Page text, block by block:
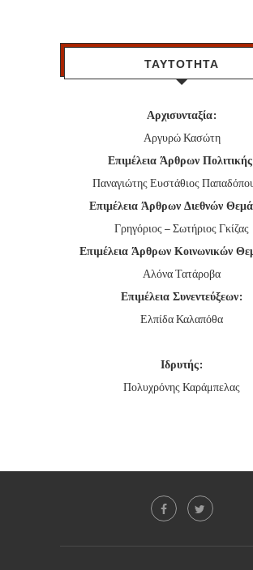
ΤΑΥΤΟΤΗΤΑ
Αρχισυνταξία:
Αργυρώ Κασώτη
Επιμέλεια Άρθρων
Παναγιώτης Ευστάθιος
Επιμέλεια Άρθρων Διεθνών
Γρηγόριος – Σωτήριος Γκίζας
Επιμέλεια Άρθρων Κοινωνικών
Αλόνα Τατάροβα
Επιμέλεια Συνεντεύξεων:
Ελπίδα Καλαπόθα
Ιδρυτής:
Πολυχρόνης Καράμπελας